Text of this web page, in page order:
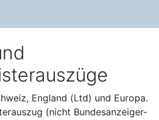
England (Ltd) und Europa.
(nicht Bundesanzeiger-